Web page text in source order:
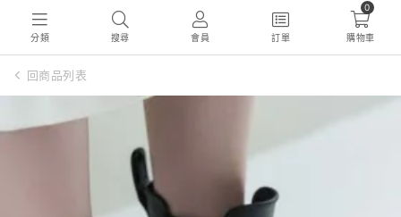
分類 搜尋 會員 訂單
0
購物車
回商品列表